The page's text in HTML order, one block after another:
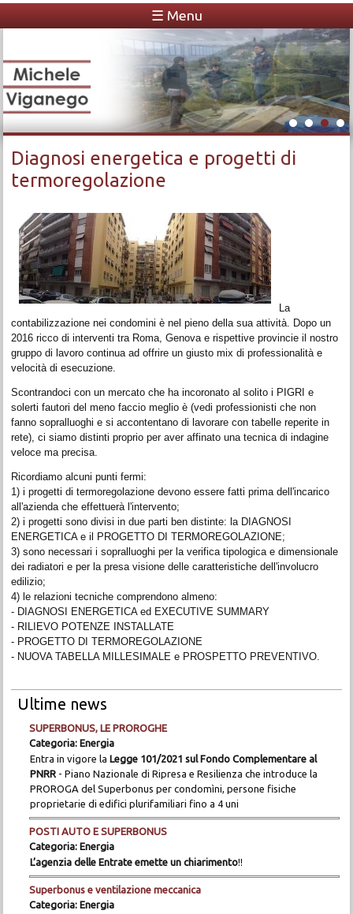
☰ Menu
Diagnosi energetica e progetti di
termoregolazione
La
contabilizzazione nei condomini è nel pieno della sua attività. Dopo un
2016 ricco di interventi tra Roma, Genova e rispettive provincie il nostro
gruppo di lavoro continua ad offrire un giusto mix di professionalità e
velocità di esecuzione.
Scontrandoci con un mercato che ha incoronato al solito i PIGRI e
solerti fautori del meno faccio meglio è (vedi professionisti che non
fanno sopralluoghi e si accontentano di lavorare con tabelle reperite in
rete), ci siamo distinti proprio per aver affinato una tecnica di indagine
veloce ma precisa.
Ricordiamo alcuni punti fermi:
1) i progetti di termoregolazione devono essere fatti prima dell'incarico
all'azienda che effettuerà l'intervento;
2) i progetti sono divisi in due parti ben distinte: la DIAGNOSI
ENERGETICA e il PROGETTO DI TERMOREGOLAZIONE;
3) sono necessari i sopralluoghi per la verifica tipologica e dimensionale
dei radiatori e per la presa visione delle caratteristiche dell'involucro
edilizio;
4) le relazioni tecniche comprendono almeno:
- DIAGNOSI ENERGETICA ed EXECUTIVE SUMMARY
- RILIEVO POTENZE INSTALLATE
- PROGETTO DI TERMOREGOLAZIONE
- NUOVA TABELLA MILLESIMALE e PROSPETTO PREVENTIVO.
Ultime news
SUPERBONUS, LE PROROGHE
Categoria: Energia
Entra in vigore la Legge 101/2021 sul Fondo Complementare al
PNRR- Piano Nazionale di Ripresa e Resilienza che introduce la
PROROGA del Superbonus per condomìni, persone fisiche
proprietarie di edifici plurifamiliari fino a 4 uni
POSTI AUTO E SUPERBONUS
Categoria: Energia
L’agenzia delle Entrate emette un chiarimento!!
Superbonus e ventilazione meccanica
Categoria: Energia